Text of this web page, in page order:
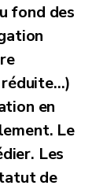
fond des
en
Le
Les
de